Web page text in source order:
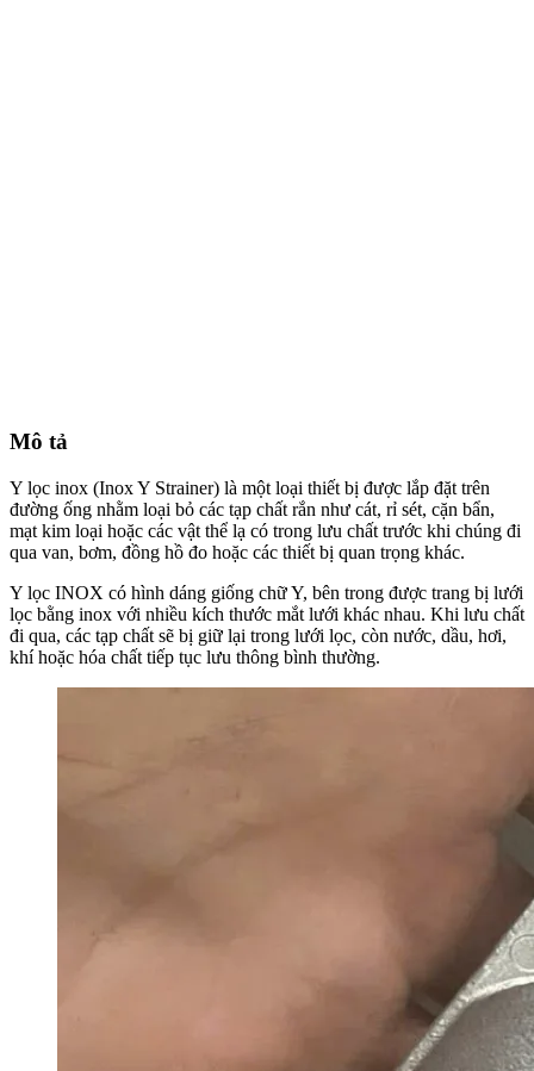
Mô tả
Y lọc inox (Inox Y Strainer) là một loại thiết bị được lắp đặt trên
đường ống nhằm loại bỏ các tạp chất rắn như cát, rỉ sét, cặn bẩn,
mạt kim loại hoặc các vật thể lạ có trong lưu chất trước khi chúng đi
qua van, bơm, đồng hồ đo hoặc các thiết bị quan trọng khác.
Y lọc INOX có hình dáng giống chữ Y, bên trong được trang bị lưới
lọc bằng inox với nhiều kích thước mắt lưới khác nhau. Khi lưu chất
đi qua, các tạp chất sẽ bị giữ lại trong lưới lọc, còn nước, dầu, hơi,
khí hoặc hóa chất tiếp tục lưu thông bình thường.